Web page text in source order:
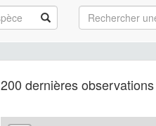
200 dernières